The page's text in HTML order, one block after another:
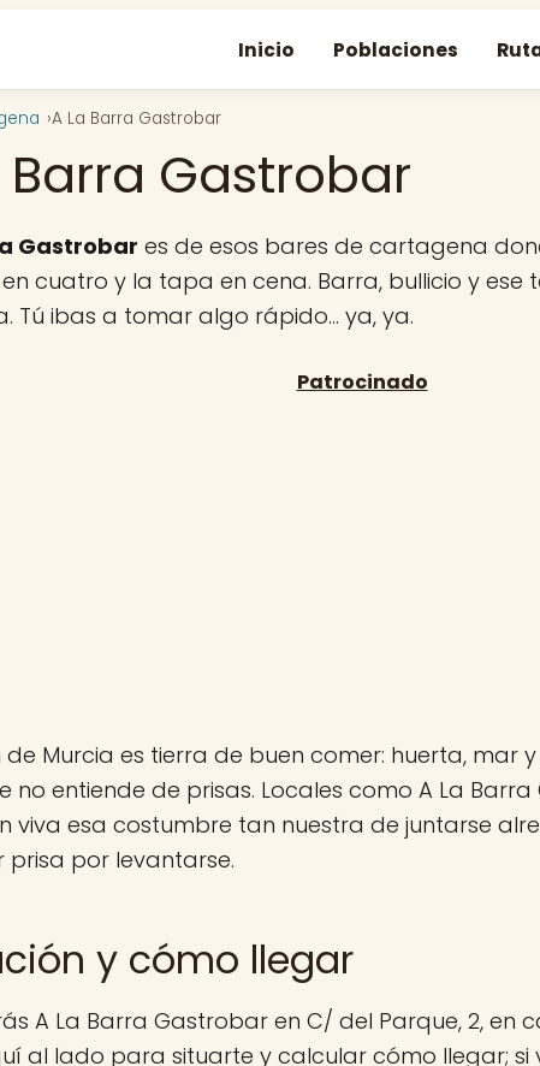
Inicio Poblaciones
A La Barra Gastrobar
Barra Gastrobar
Gastrobar es de esos bares de cartagena
cuatro y la tapa en cena. Barra, bullicio y ese
Tú ibas a tomar algo rápido… ya, ya.
de Murcia es tierra de buen comer: huerta, mar
no entiende de prisas. Locales como A La
viva esa costumbre tan nuestra de juntarse
prisa por levantarse.
y cómo llegar
A La Barra Gastrobar en C/ del Parque, 2, en
al lado para situarte y calcular cómo llegar; si